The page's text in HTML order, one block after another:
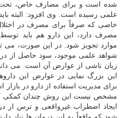
شده است و برای مصارف خاص، تحت
علمی رسیده است. وی افزود: البته
خاصی كه صرفاً برای مصرف در
مصرف دارد، این دارو هم باید
موارد تجویز شود. در این صورت، می
شواهد علمی موجود، سود حاصل از
زیان ناشی از عوارض آن است. می
این بزرگ نمایی در عوارض این
برای مدیریت استفاده از دارو در
مشخص نیست این روش چندان كمكی
ایجاد اضطراب غیرواقعی و ترس از